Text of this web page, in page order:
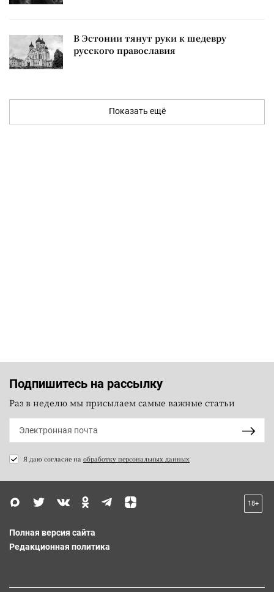
В Эстонии тянут руки к шедевру
русского православия
Показать ещё
Подпишитесь на рассылку
Раз в неделю мы присылаем самые важные статьи
Я даю согласие на обработку персональных данных
18+
Полная версия сайта
Редакционная политика